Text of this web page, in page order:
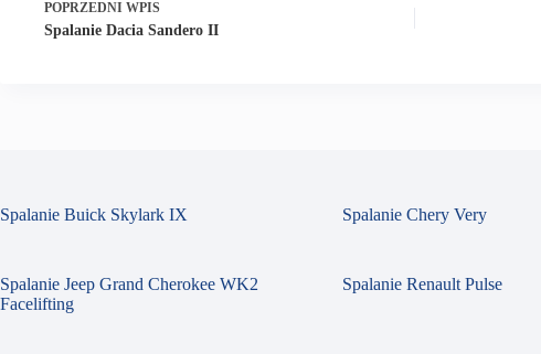
POPRZEDNI WPIS
Spalanie Dacia Sandero II
Spalanie Buick Skylark IX Spalanie Chery Very
Spalanie Jeep Grand Cherokee WK2
Facelifting
Spalanie Renault Pulse